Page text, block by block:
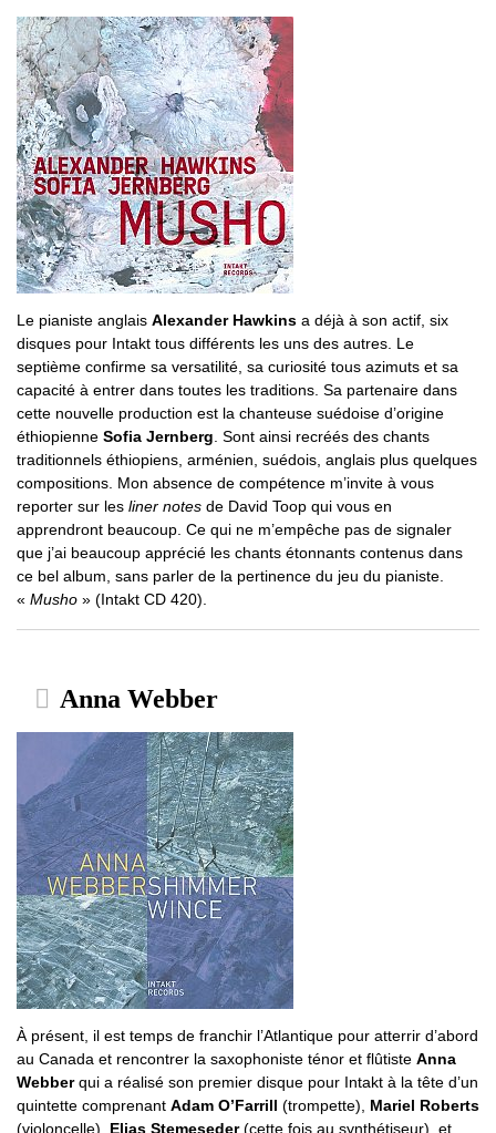
Le pianiste anglais Alexander Hawkins a déjà à son actif, six
disques pour Intakt tous différents les uns des autres. Le
septième confirme sa versatilité, sa curiosité tous azimuts et sa
capacité à entrer dans toutes les traditions. Sa partenaire dans
cette nouvelle production est la chanteuse suédoise d’origine
éthiopienne Sofia Jernberg . Sont ainsi recréés des chants
traditionnels éthiopiens, arménien, suédois, anglais plus quelques
compositions. Mon absence de compétence m’invite à vous
reporter sur les liner notes de David Toop qui vous en
apprendront beaucoup. Ce qui ne m’empêche pas de signaler
que j’ai beaucoup apprécié les chants étonnants contenus dans
ce bel album, sans parler de la pertinence du jeu du pianiste.
« Musho » (Intakt CD 420).
Anna Webber
À présent, il est temps de franchir l’Atlantique pour atterrir d’abord
au Canada et rencontrer la saxophoniste ténor et flûtiste Anna
Webberqui a réalisé son premier disque pour Intakt à la tête d’un
quintette comprenant Adam O’Farrill (trompette), Mariel Roberts
(violoncelle), Elias Stemeseder(cette fois au synthétiseur), et